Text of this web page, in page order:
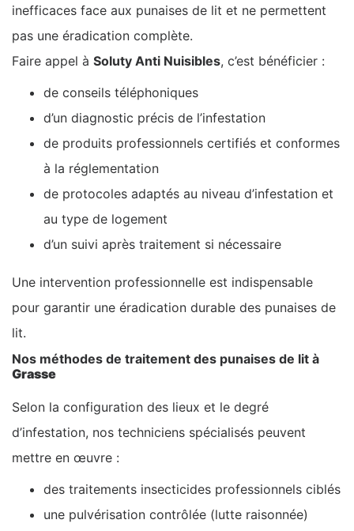
inefficaces face aux punaises de lit et ne permettent
pas une éradication complète.
Faire appel à Soluty Anti Nuisibles, c’est bénéficier :
de conseils téléphoniques
d’un diagnostic précis de l’infestation
de produits professionnels certifiés et conformes
à la réglementation
de protocoles adaptés au niveau d’infestation et
au type de logement
d’un suivi après traitement si nécessaire
Une intervention professionnelle est indispensable
pour garantir une éradication durable des punaises de
lit.
Nos méthodes de traitement des punaises de lit à
Grasse
Selon la configuration des lieux et le degré
d’infestation, nos techniciens spécialisés peuvent
mettre en œuvre :
des traitements insecticides professionnels ciblés
une pulvérisation contrôlée (lutte raisonnée)